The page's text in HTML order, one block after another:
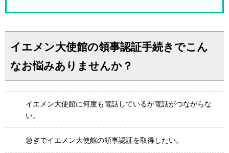
イエメン大使館の領事認証手続きでこん
なお悩みありませんか？
イエメン大使館に何度も電話しているが電話がつながらな
い。
急ぎでイエメン大使館の領事認証を取得したい。